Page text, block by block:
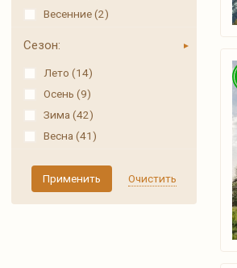
Весенние (2)
Сезон:
Лето (14)
Осень (9)
Зима (42)
Весна (41)
Применить Очистить